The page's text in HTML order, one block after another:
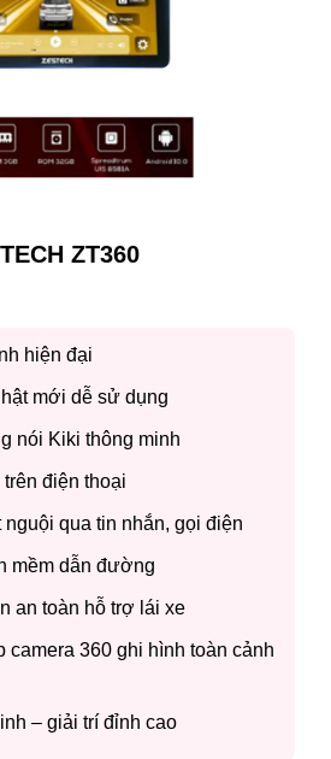
ZT360
hiện đại
mới dễ sử dụng
nói Kiki thông minh
điện thoại
qua tin nhắn, gọi điện
mềm dẫn đường
an toàn hỗ trợ lái xe
camera 360 ghi hình toàn cảnh
– giải trí đỉnh cao